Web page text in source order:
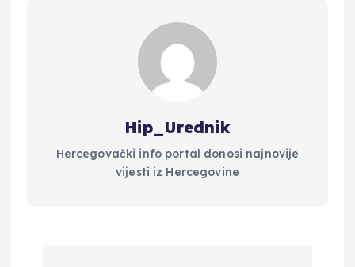
Hip_Urednik
Hercegovački info portal donosi najnovije
vijesti iz Hercegovine